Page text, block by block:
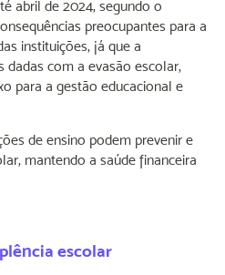
abril de 2024, segundo o
preocupantes para a
instituições, já que a
dadas com a evasão escolar,
para a gestão educacional e
de ensino podem prevenir e
mantendo a saúde financeira
escolar